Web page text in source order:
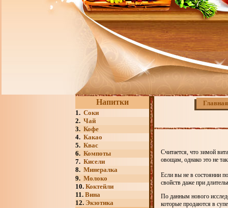
Напитки
1. Соки
2. Чай
3. Кофе
4. Какао
5. Квас
6. Компоты
7. Кисели
8. Минералка
9. Молоко
10. Коктейли
11. Вина
12. Экзотика
Главная
Считается, что зимой
овощам, однако это не
Если вы не в состоянии
свойств даже при
По данным нового
которые продаются в